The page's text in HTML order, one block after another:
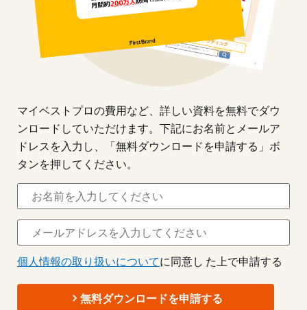
マイベストプロの費用など、詳しい資料を無料でダウ
ンロードしていただけます。下記にお名前とメールア
ドレスを入力し、「無料ダウンロードを申請する」ボ
タンを押してください。
個人情報の取り扱いについてに同意し た上で申請する
無料ダウンロードを申請する